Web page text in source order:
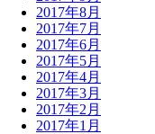
2017年8月
2017年7月
2017年6月
2017年5月
2017年4月
2017年3月
2017年2月
2017年1月